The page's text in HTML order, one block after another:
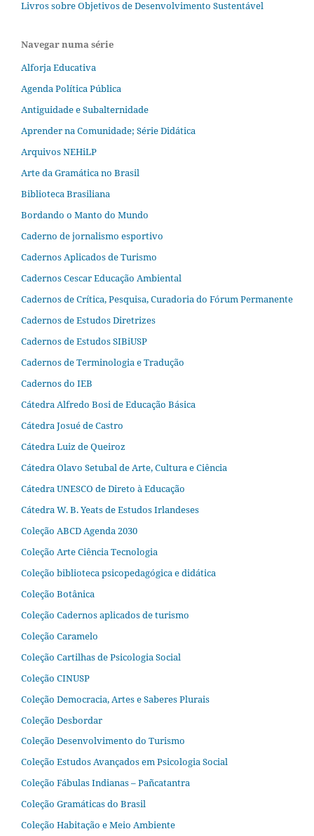
Livros sobre Objetivos de Desenvolvimento Sustentável
Navegar numa série
Alforja Educativa
Agenda Política Pública
Antiguidade e Subalternidade
Aprender na Comunidade; Série Didática
Arquivos NEHiLP
Arte da Gramática no Brasil
Biblioteca Brasiliana
Bordando o Manto do Mundo
Caderno de jornalismo esportivo
Cadernos Aplicados de Turismo
Cadernos Cescar Educação Ambiental
Cadernos de Crítica, Pesquisa, Curadoria do Fórum Permanente
Cadernos de Estudos Diretrizes
Cadernos de Estudos SIBiUSP
Cadernos de Terminologia e Tradução
Cadernos do IEB
Cátedra Alfredo Bosi de Educação Básica
Cátedra Josué de Castro
Cátedra Luiz de Queiroz
Cátedra Olavo Setubal de Arte, Cultura e Ciência
Cátedra UNESCO de Direto à Educação
Cátedra W. B. Yeats de Estudos Irlandeses
Coleção ABCD Agenda 2030
Coleção Arte Ciência Tecnologia
Coleção biblioteca psicopedagógica e didática
Coleção Botânica
Coleção Cadernos aplicados de turismo
Coleção Caramelo
Coleção Cartilhas de Psicologia Social
Coleção CINUSP
Coleção Democracia, Artes e Saberes Plurais
Coleção Desbordar
Coleção Desenvolvimento do Turismo
Coleção Estudos Avançados em Psicologia Social
Coleção Fábulas Indianas – Pañcatantra
Coleção Gramáticas do Brasil
Coleção Habitação e Meio Ambiente